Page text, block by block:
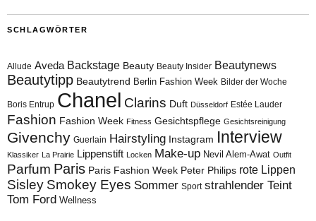
SCHLAGWÖRTER
Allude Aveda Backstage Beauty Beauty Insider Beautynews
Beautytipp Beautytrend Berlin Fashion Week Bilder der Woche
Boris Entrup Chanel Clarins Duft Düsseldorf Estée Lauder
Fashion Fashion Week Fitness Gesichtspflege Gesichtsreinigung
Givenchy Guerlain Hairstyling Instagram Interview
Klassiker La Prairie Lippenstift Locken Make-up Nevil Alem-Awat Outfit
Parfum Paris Paris Fashion Week Peter Philips rote Lippen
Sisley Smokey Eyes Sommer Sport strahlender Teint
Tom Ford Wellness